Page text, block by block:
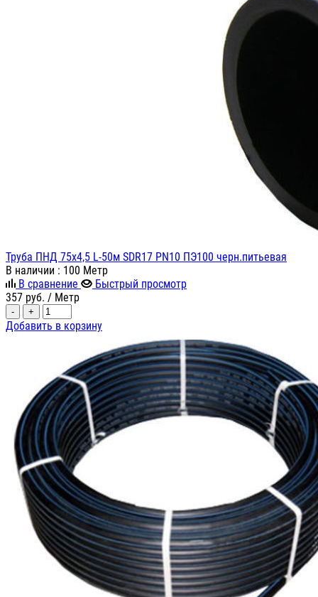
Труба ПНД 75х4,5 L-50м SDR17 PN10 ПЭ100 черн.питьевая
В наличии : 100 Метр
В сравнение
Быстрый просмотр
357 руб. / Метр
- +
Добавить в корзину